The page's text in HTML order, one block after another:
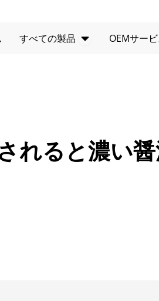
すべての製品 製品を開く
OEMサー
れると濃い